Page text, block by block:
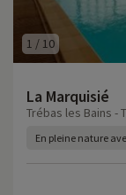
1 / 10
La Marquisié
Trébas les Bains -
En pleine nature